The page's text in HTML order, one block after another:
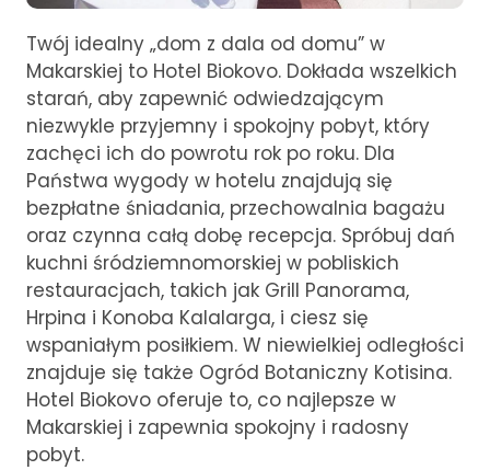
Twój idealny „dom z dala od domu” w
Makarskiej to Hotel Biokovo. Dokłada wszelkich
starań, aby zapewnić odwiedzającym
niezwykle przyjemny i spokojny pobyt, który
zachęci ich do powrotu rok po roku. Dla
Państwa wygody w hotelu znajdują się
bezpłatne śniadania, przechowalnia bagażu
oraz czynna całą dobę recepcja. Spróbuj dań
kuchni śródziemnomorskiej w pobliskich
restauracjach, takich jak Grill Panorama,
Hrpina i Konoba Kalalarga, i ciesz się
wspaniałym posiłkiem. W niewielkiej odległości
znajduje się także Ogród Botaniczny Kotisina.
Hotel Biokovo oferuje to, co najlepsze w
Makarskiej i zapewnia spokojny i radosny
pobyt.